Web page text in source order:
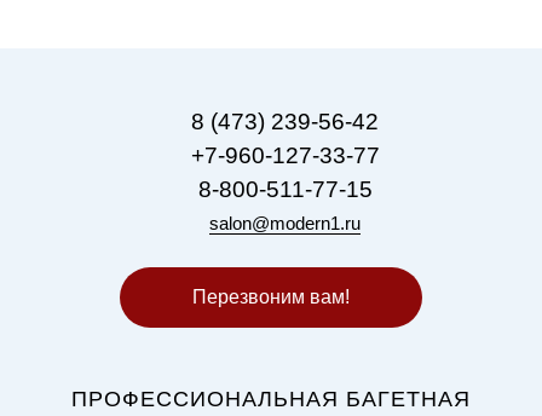
8 (473) 239-56-42
+7-960-127-33-77
8-800-511-77-15
salon@modern1.ru
Перезвоним вам!
ПРОФЕССИОНАЛЬНАЯ БАГЕТНАЯ